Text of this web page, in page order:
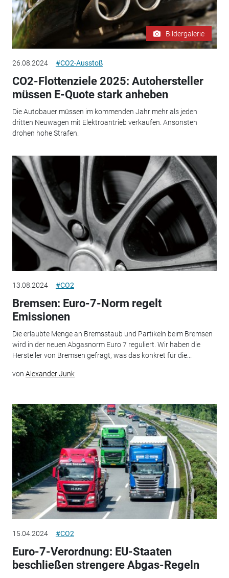
Bildergalerie
26.08.2024 #CO2-Ausstoß
CO2-Flottenziele 2025: Autohersteller
müssen E-Quote stark anheben
Die Autobauer müssen im kommenden Jahr mehr als jeden
dritten Neuwagen mit Elektroantrieb verkaufen. Ansonsten
drohen hohe Strafen.
13.08.2024 #CO2
Bremsen: Euro-7-Norm regelt
Emissionen
Die erlaubte Menge an Bremsstaub und Partikeln beim Bremsen
wird in der neuen Abgasnorm Euro 7 reguliert. Wir haben die
Hersteller von Bremsen gefragt, was das konkret für die...
von Alexander Junk
15.04.2024 #CO2
Euro-7-Verordnung: EU-Staaten
beschließen strengere Abgas-Regeln